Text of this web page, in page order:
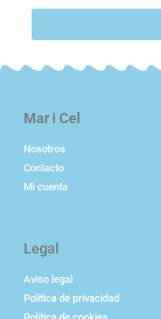
Mar i Cel
Nosotros
Contacto
Mi cuenta
Legal
Aviso legal
Política de privacidad